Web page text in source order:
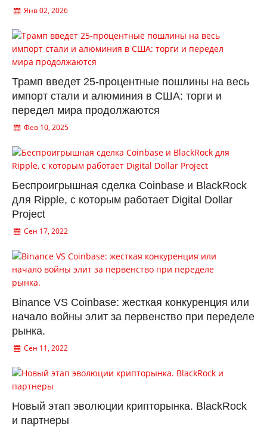
Янв 02, 2026
Трамп введет 25-процентные пошлины на весь
импорт стали и алюминия в США: торги и
передел мира продолжаются
Фев 10, 2025
Беспроигрышная сделка Coinbase и BlackRock
для Ripple, с которым работает Digital Dollar
Project
Сен 17, 2022
Binance VS Coinbase: жесткая конкуренция или
начало войны элит за первенство при переделе
рынка.
Сен 11, 2022
Новый этап эволюции крипторынка. BlackRock
и партнеры